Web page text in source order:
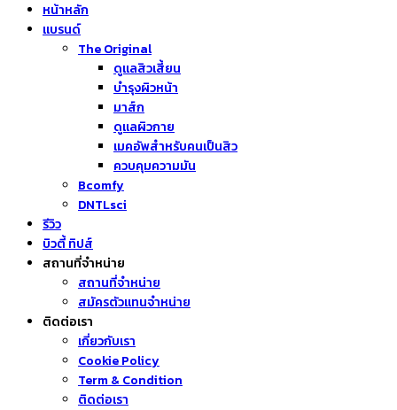
หน้าหลัก
แบรนด์
The Original
ดูแลสิวเสี้ยน
บำรุงผิวหน้า
มาส์ก
ดูแลผิวกาย
เมคอัพสำหรับคนเป็นสิว
ควบคุมความมัน
Bcomfy
DNTLsci
รีวิว
บิวตี้ ทิปส์
สถานที่จำหน่าย
สถานที่จำหน่าย
สมัครตัวแทนจำหน่าย
ติดต่อเรา
เกี่ยวกับเรา
Cookie Policy
Term & Condition
ติดต่อเรา